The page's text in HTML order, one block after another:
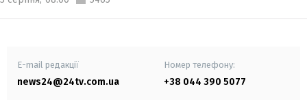
E-mail редакції
news24@24tv.com.ua
Номер телефону:
+38 044 390 5077